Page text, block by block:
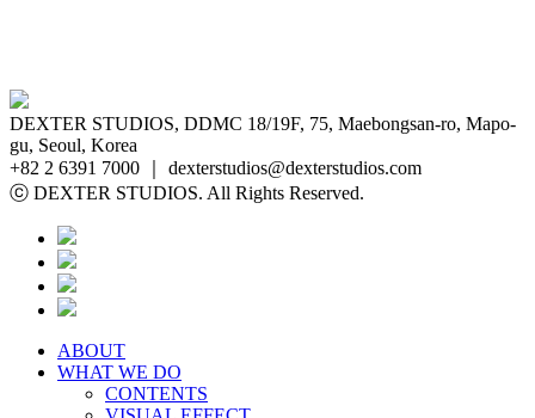
DEXTER STUDIOS, DDMC 18/19F, 75, Maebongsan-ro, Mapo-
gu, Seoul, Korea
+82 2 6391 7000 ｜ dexterstudios@dexterstudios.com
ⓒ DEXTER STUDIOS. All Rights Reserved.
ABOUT
WHAT WE DO
CONTENTS